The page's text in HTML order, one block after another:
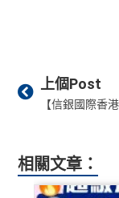
Prev
上個Post
相關文章：